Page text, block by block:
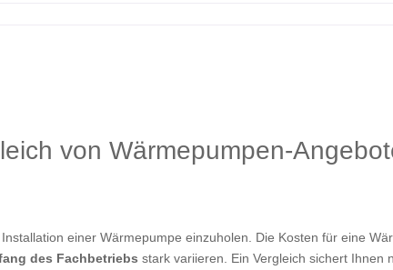
von Wärmepumpen-
einer Wärmepumpe einzuholen. Die Kosten für eine
des Fachbetriebs stark variieren. Ein Vergleich sichert Ihnen